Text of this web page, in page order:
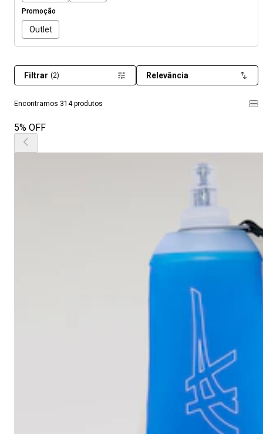
Promoção
Outlet
Encontramos 314 produtos
Filtrar (2) Relevância
5% OFF